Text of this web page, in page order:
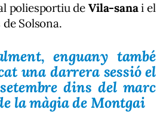
poliesportiu deVila-sanai el
de Solsona.
enguany també
una darrera sessió el
dins del marc
la màgia de Montgai